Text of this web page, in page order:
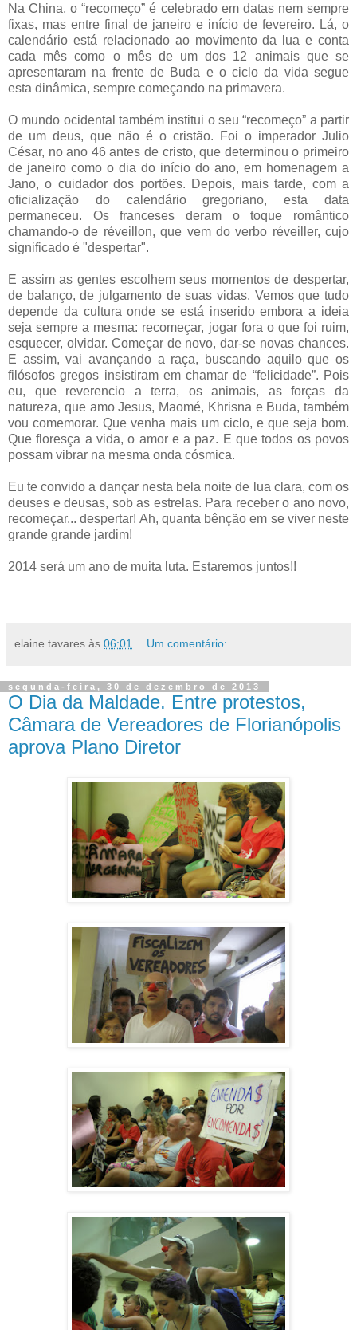
Na China, o “recomeço” é celebrado em datas nem sempre
fixas, mas entre final de janeiro e início de fevereiro. Lá, o
calendário está relacionado ao movimento da lua e conta
cada mês como o mês de um dos 12 animais que se
apresentaram na frente de Buda e o ciclo da vida segue
esta dinâmica, sempre começando na primavera.
O mundo ocidental também institui o seu “recomeço” a partir
de um deus, que não é o cristão. Foi o imperador Julio
César, no ano 46 antes de cristo, que determinou o primeiro
de janeiro como o dia do início do ano, em homenagem a
Jano, o cuidador dos portões. Depois, mais tarde, com a
oficialização do calendário gregoriano, esta data
permaneceu. Os franceses deram o toque romântico
chamando-o de réveillon, que vem do verbo réveiller, cujo
significado é "despertar".
E assim as gentes escolhem seus momentos de despertar,
de balanço, de julgamento de suas vidas. Vemos que tudo
depende da cultura onde se está inserido embora a ideia
seja sempre a mesma: recomeçar, jogar fora o que foi ruim,
esquecer, olvidar. Começar de novo, dar-se novas chances.
E assim, vai avançando a raça, buscando aquilo que os
filósofos gregos insistiram em chamar de “felicidade”. Pois
eu, que reverencio a terra, os animais, as forças da
natureza, que amo Jesus, Maomé, Khrisna e Buda, também
vou comemorar. Que venha mais um ciclo, e que seja bom.
Que floresça a vida, o amor e a paz. E que todos os povos
possam vibrar na mesma onda cósmica.
Eu te convido a dançar nesta bela noite de lua clara, com os
deuses e deusas, sob as estrelas. Para receber o ano novo,
recomeçar... despertar! Ah, quanta bênção em se viver neste
grande grande jardim!
2014 será um ano de muita luta. Estaremos juntos!!
elaine tavares às 06:01 Um comentário:
segunda-feira, 30 de dezembro de 2013
O Dia da Maldade. Entre protestos,
Câmara de Vereadores de Florianópolis
aprova Plano Diretor